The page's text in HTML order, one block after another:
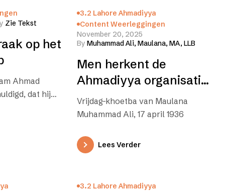
Zie Tekst
op het
Ahmad
dat hij
3.2 Lahore Ahmadiyya
Content Weerleggingen
November 20, 2025
ByMuhammad Ali, Maulana, MA, LLB
Men herkent de
Ahmadiyya organisatie
aan de vruchten die
zijvoortbrengt
Vrijdag-khoetba van Maulana
Muhammad Ali, 17 april 1936
Lees Verder
3.2 Lahore Ahmadiyya